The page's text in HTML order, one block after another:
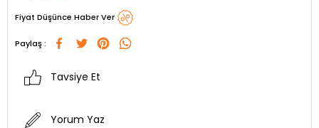
Fiyat Düşünce Haber Ver
Paylaş :
Tavsiye Et
Yorum Yaz